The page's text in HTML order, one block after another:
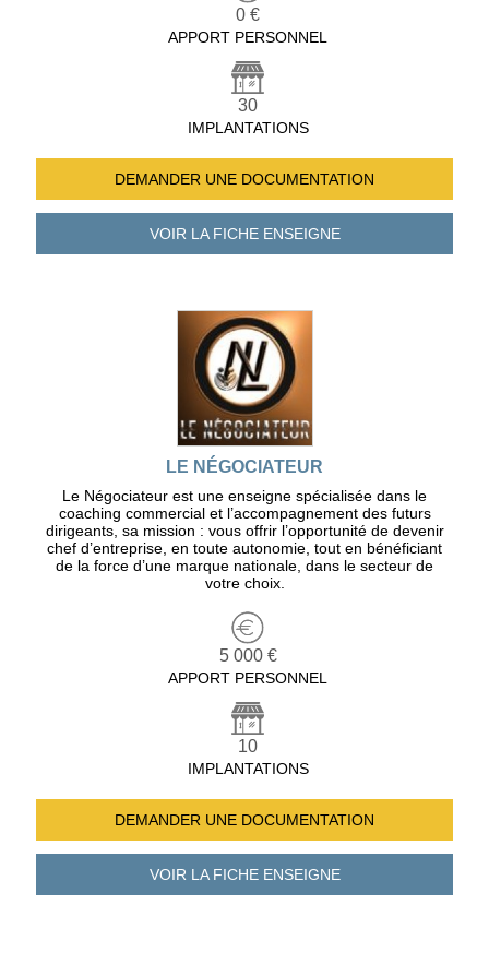
0 €
APPORT PERSONNEL
30
IMPLANTATIONS
DEMANDER UNE DOCUMENTATION
VOIR LA FICHEENSEIGNE
LE NÉGOCIATEUR
Le Négociateur est une enseigne spécialisée dans le
coaching commercial et l’accompagnement des futurs
dirigeants, sa mission : vous offrir l’opportunité de devenir
chef d’entreprise, en toute autonomie, tout en bénéficiant
de la force d’une marque nationale, dans le secteur de
votre choix.
5 000 €
APPORT PERSONNEL
10
IMPLANTATIONS
DEMANDER UNE DOCUMENTATION
VOIR LA FICHEENSEIGNE